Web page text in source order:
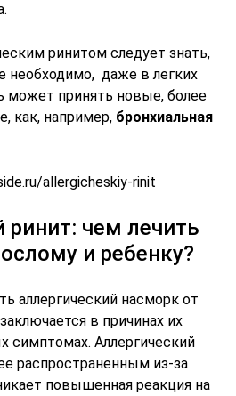
ринитом следует знать,
необходимо, даже в легких
может принять новые, более
как, например, бронхиальная
allergicheskiy-rinit
ринит: чем лечить
и ребенку?
аллергический насморк от
в причинах их
симптомах. Аллергический
распространенным из-за
повышенная реакция на